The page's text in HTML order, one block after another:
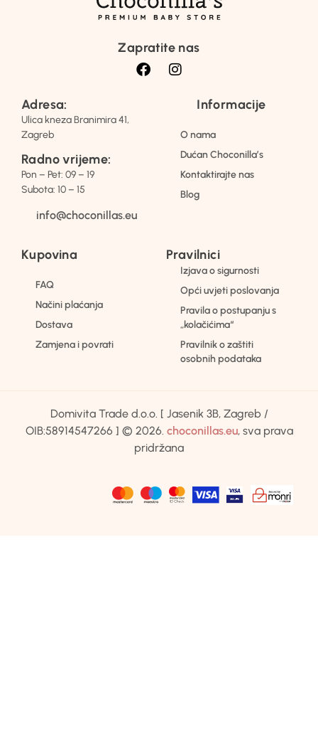
Zapratite nas
Adresa:
Ulica kneza Branimira 41,
Zagreb
Radno vrijeme:
Pon – Pet: 09 – 19
Subota: 10 – 15
info@choconillas.eu
Informacije
O nama
Dućan Choconilla’s
Kontaktirajte nas
Blog
Kupovina
FAQ
Načini plaćanja
Dostava
Zamjena i povrati
Pravilnici
Izjava o sigurnosti
Opći uvjeti poslovanja
Pravila o postupanju s
„kolačićima“
Pravilnik o zaštiti
osobnih podataka
Domivita Trade d.o.o. [ Jasenik 3B, Zagreb /
OIB:58914547266 ] © 2026. choconillas.eu, sva prava
pridržana